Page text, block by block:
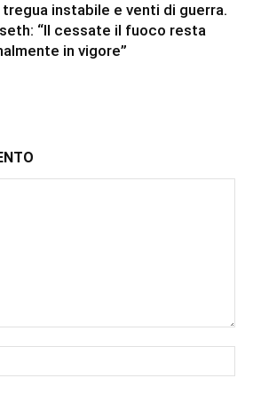
testo
tregua instabile e venti di guerra.
“Il cessate il fuoco resta
in vigore”